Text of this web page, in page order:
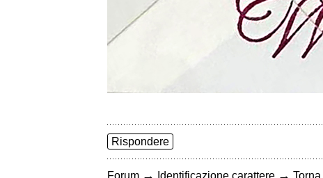
Rispondere